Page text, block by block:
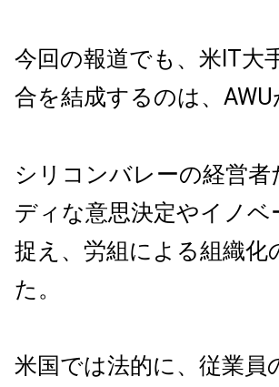
今回の報道でも、米IT大
合を結成するのは、
シリコンバレーの経営
ディな意思決定やイノ
捉え、労組による組織
た。
米国では法的に、従業員